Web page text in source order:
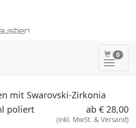
0
ein-/
mit Swarovski-Zirkonia
poliert ab € 28,00
(inkl. MwSt. & Versand)